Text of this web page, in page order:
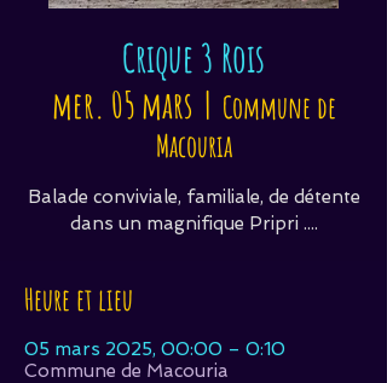
Crique 3 Rois
mer. 05 mars
  |
Commune de
Macouria
Balade conviviale, familiale, de détente
dans un magnifique Pripri ....
Heure et lieu
05 mars 2025, 00:00 – 0:10
Commune de Macouria